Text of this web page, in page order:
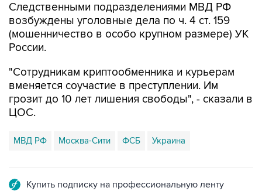
Следственными подразделениями МВД РФ
возбуждены уголовные дела по ч. 4 ст. 159
(мошенничество в особо крупном размере) УК
России.
"Сотрудникам криптообменника и курьерам
вменяется соучастие в преступлении. Им
грозит до 10 лет лишения свободы", - сказали в
ЦОС.
МВД РФ Москва-Сити ФСБ Украина
Купить подписку на профессиональную ленту